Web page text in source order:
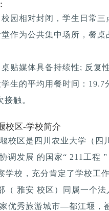
园相对封闭，学生日常三
作为公共集中场所，餐桌
贴媒体具备持续性; 反复
生的平均用餐时间：
触。
校区-学校简介
校区是四川农业大学（
调发展 的国家“ 211工程
学校，充分肯定了学校工
（ 雅安 校区）同属一个
优秀旅游城市—都江堰，